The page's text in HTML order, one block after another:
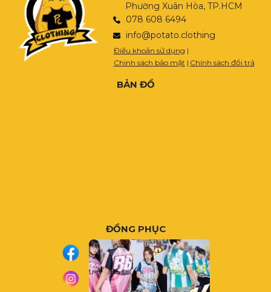
Phường Xuân Hòa, TP.HCM
078 608 6494
info@potato.clothing
Điều khoản sử dụng |
Chính sách bảo mật | Chính sách đổi trả
BẢN ĐỒ
ĐỒNG PHỤC